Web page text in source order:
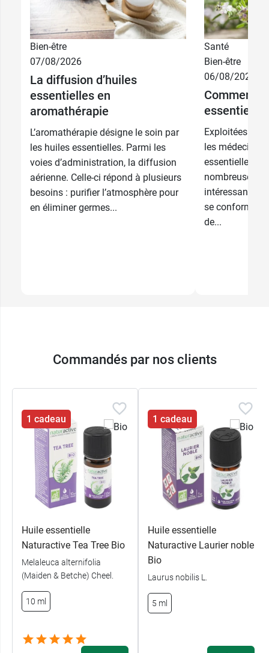
Bien-être
07/08/2026
La diffusion d’huiles
essentielles en
aromathérapie
L’aromathérapie désigne le soin par
les huiles essentielles. Parmi les
voies d’administration, la diffusion
aérienne. Celle-ci répond à plusieurs
besoins : purifier l’atmosphère pour
en éliminer germes...
Santé
Bien-être
06/08/2026
Comment
Exploitées
les médecines
essentielles
nombreuses
intéressantes,
se conformer
de...
Commandés par nos clients
1 cadeau
Huile essentielle
Naturactive Tea Tree Bio
Melaleuca alternifolia
(Maiden & Betche) Cheel.
10 ml
1 cadeau
Huile essentielle
Naturactive Laurier noble
Bio
Laurus nobilis L.
5 ml